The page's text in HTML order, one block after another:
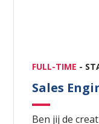
FULL-TIME -
Sales
Ben jij de